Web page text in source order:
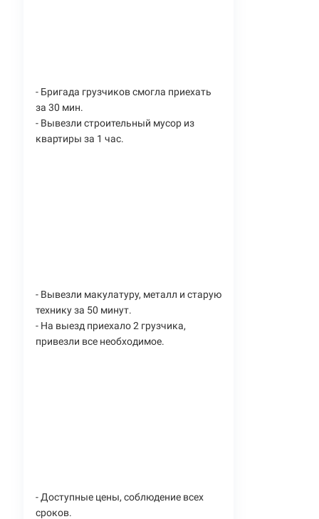
- Бригада грузчиков смогла приехать
за 30 мин.
- Вывезли строительный мусор из
квартиры за 1 час.
- Вывезли макулатуру, металл и старую
технику за 50 минут.
- На выезд приехало 2 грузчика,
привезли все необходимое.
- Доступные цены, соблюдение всех
сроков.